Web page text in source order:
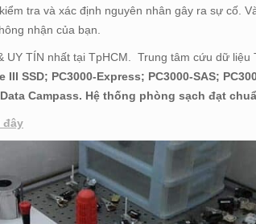
tra và xác định nguyên nhân gây ra sự cố.
nhận của bạn.
UY TÍN nhất tại TpHCM. Trung tâm cứu dữ
III SSD; PC3000-Express; PC3000-SAS;
Campass. Hệ thống phòng sạch đạt
đây